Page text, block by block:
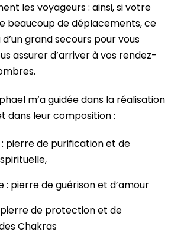
les voyageurs : ainsi, si votre
beaucoup de déplacements, ce
grand secours pour vous
assurer d’arriver à vos rendez-
m’a guidée dans la réalisation
dans leur composition :
pierre de purification et de
: pierre de guérison et d’amour
de protection et de
Chakras